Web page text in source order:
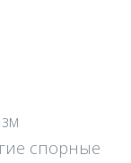
спорные